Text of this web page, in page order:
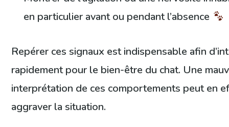
en particulier avant ou pendant l’absence
Repérer ces signaux est indispensable afin
rapidement pour le bien-être du chat. Une
interprétation de ces comportements peut en
aggraver la situation.